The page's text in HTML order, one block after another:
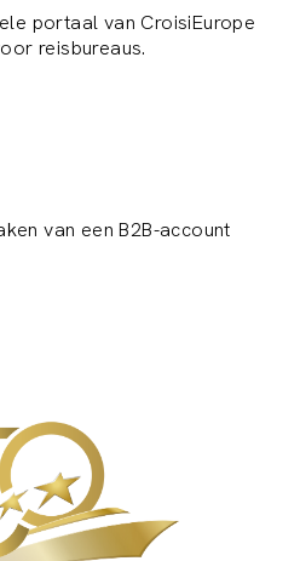
portaal van CroisiEurope
reisbureaus.
van een B2B-account